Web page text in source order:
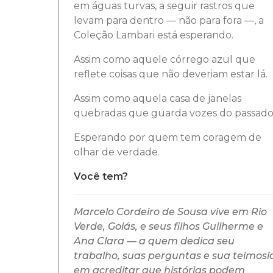
em águas turvas, a seguir rastros que
levam para dentro — não para fora —, a
Coleção Lambari está esperando.
Assim como aquele córrego azul que
reflete coisas que não deveriam estar lá.
Assim como aquela casa de janelas
quebradas que guarda vozes do
Esperando por quem tem coragem de
olhar de verdade.
Você tem?
Marcelo Cordeiro de Sousa vive em Rio
Verde, Goiás, e seus filhos Guilherme e
Ana Clara — a quem dedica seu
trabalho, suas perguntas e sua
em acreditar que histórias podem